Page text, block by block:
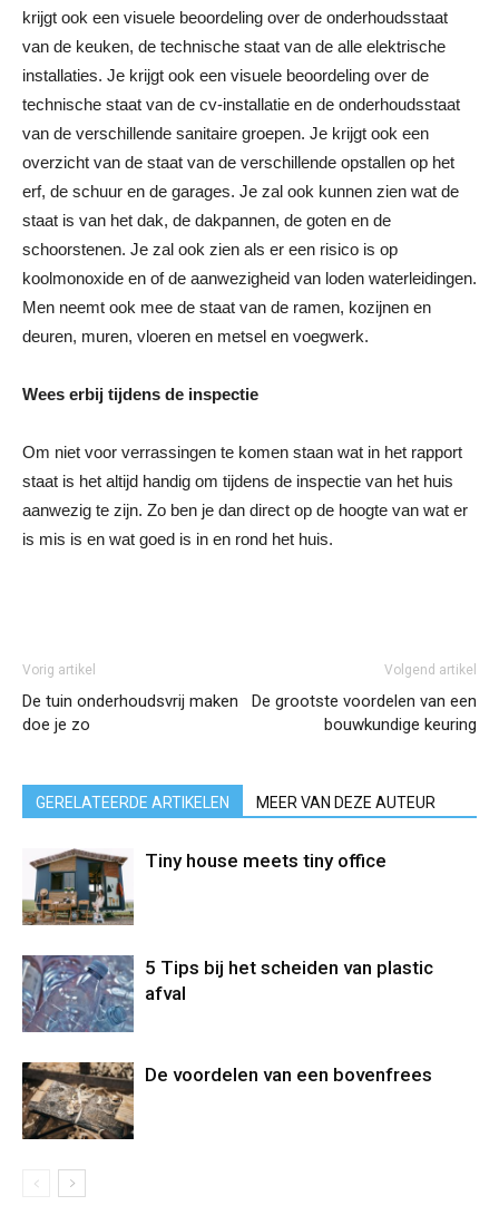
krijgt ook een visuele beoordeling over de onderhoudsstaat
van de keuken, de technische staat van de alle elektrische
installaties. Je krijgt ook een visuele beoordeling over de
technische staat van de cv-installatie en de onderhoudsstaat
van de verschillende sanitaire groepen. Je krijgt ook een
overzicht van de staat van de verschillende opstallen op het
erf, de schuur en de garages. Je zal ook kunnen zien wat de
staat is van het dak, de dakpannen, de goten en de
schoorstenen. Je zal ook zien als er een risico is op
koolmonoxide en of de aanwezigheid van loden waterleidingen.
Men neemt ook mee de staat van de ramen, kozijnen en
deuren, muren, vloeren en metsel en voegwerk.
Wees erbij tijdens de inspectie
Om niet voor verrassingen te komen staan wat in het rapport
staat is het altijd handig om tijdens de inspectie van het huis
aanwezig te zijn. Zo ben je dan direct op de hoogte van wat er
is mis is en wat goed is in en rond het huis.
Vorig artikel
De tuin onderhoudsvrij maken
doe je zo
Volgend artikel
De grootste voordelen van een
bouwkundige keuring
GERELATEERDE ARTIKELEN MEER VAN DEZE AUTEUR
Tiny house meets tiny office
5 Tips bij het scheiden van plastic
afval
De voordelen van een bovenfrees